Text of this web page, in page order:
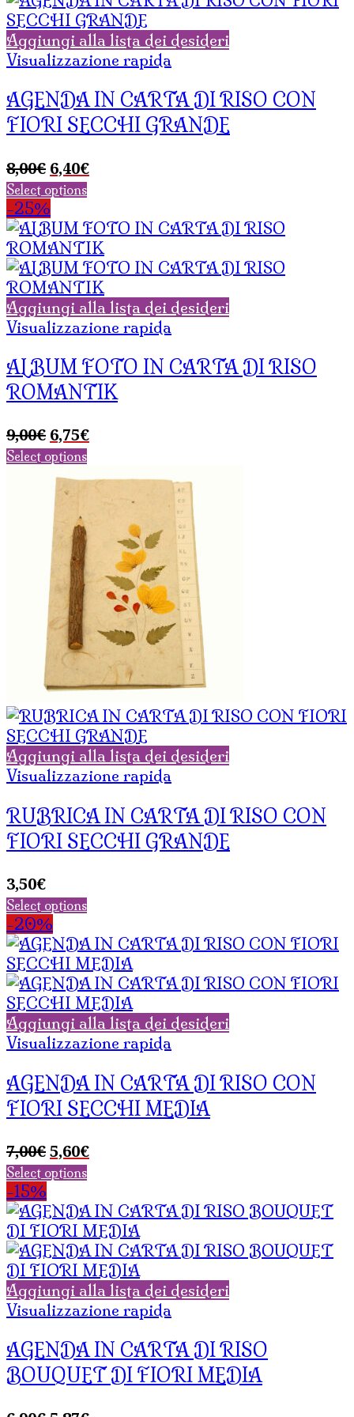
Aggiungi alla lista dei desideri
Visualizzazione rapida
AGENDA IN CARTA DI RISO CON
FIORI SECCHI GRANDE
8,00€ Il
prezzo
originale
era:
8,00€.
6,40€Il
è:
6,40€.
Select options
-25%
Aggiungi alla lista dei desideri
Visualizzazione rapida
ALBUM FOTO IN CARTA DI RISO
ROMANTIK
9,00€ Il
prezzo
originale
era:
9,00€.
6,75€Il
è:
Select options
Aggiungi alla lista dei desideri
Visualizzazione rapida
RUBRICA IN CARTA DI RISO CON
FIORI SECCHI GRANDE
3,50€
Select options
-20%
Aggiungi alla lista dei desideri
Visualizzazione rapida
AGENDA IN CARTA DI RISO CON
FIORI SECCHI MEDIA
7,00€ Il
prezzo
era:
7,00€.
5,60€Il
è:
5,60€.
Select options
-15%
Aggiungi alla lista dei desideri
Visualizzazione rapida
AGENDA IN CARTA DI RISO
BOUQUET DI FIORI MEDIA